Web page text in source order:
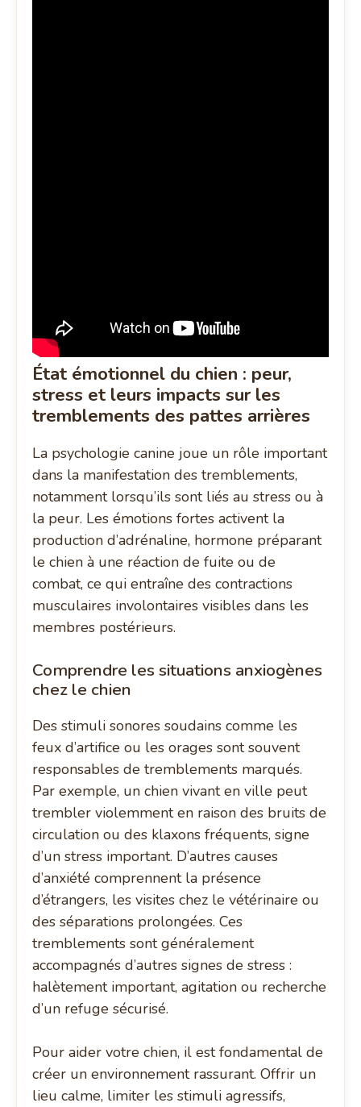
État émotionnel du chien : peur,
stress et leurs impacts sur les
tremblements des pattes arrières
La psychologie canine joue un rôle important
dans la manifestation des tremblements,
notamment lorsqu’ils sont liés au stress ou à
la peur. Les émotions fortes activent la
production d’adrénaline, hormone préparant
le chien à une réaction de fuite ou de
combat, ce qui entraîne des contractions
musculaires involontaires visibles dans les
membres postérieurs.
Comprendre les situations anxiogènes
chez le chien
Des stimuli sonores soudains comme les
feux d’artifice ou les orages sont souvent
responsables de tremblements marqués.
Par exemple, un chien vivant en ville peut
trembler violemment en raison des bruits de
circulation ou des klaxons fréquents, signe
d’un stress important. D’autres causes
d’anxiété comprennent la présence
d’étrangers, les visites chez le vétérinaire ou
des séparations prolongées. Ces
tremblements sont généralement
accompagnés d’autres signes de stress :
halètement important, agitation ou recherche
d’un refuge sécurisé.
Pour aider votre chien, il est fondamental de
créer un environnement rassurant. Offrir un
lieu calme, limiter les stimuli agressifs,